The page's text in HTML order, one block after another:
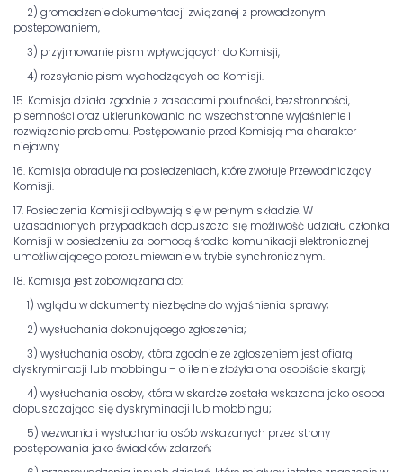
2) gromadzenie dokumentacji związanej z prowadzonym
postepowaniem,
3) przyjmowanie pism wpływających do Komisji,
4) rozsyłanie pism wychodzących od Komisji.
15. Komisja działa zgodnie z zasadami poufności, bezstronności,
pisemności oraz ukierunkowania na wszechstronne wyjaśnienie i
rozwiązanie problemu. Postępowanie przed Komisją ma charakter
niejawny.
16. Komisja obraduje na posiedzeniach, które zwołuje Przewodniczący
Komisji.
17. Posiedzenia Komisji odbywają się w pełnym składzie. W
uzasadnionych przypadkach dopuszcza się możliwość udziału członka
Komisji w posiedzeniu za pomocą środka komunikacji elektronicznej
umożliwiającego porozumiewanie w trybie synchronicznym.
18. Komisja jest zobowiązana do:
1) wglądu w dokumenty niezbędne do wyjaśnienia sprawy;
2) wysłuchania dokonującego zgłoszenia;
3) wysłuchania osoby, która zgodnie ze zgłoszeniem jest ofiarą
dyskryminacji lub mobbingu – o ile nie złożyła ona osobiście skargi;
4) wysłuchania osoby, która w skardze została wskazana jako osoba
dopuszczająca się dyskryminacji lub mobbingu;
5) wezwania i wysłuchania osób wskazanych przez strony
postępowania jako świadków zdarzeń;